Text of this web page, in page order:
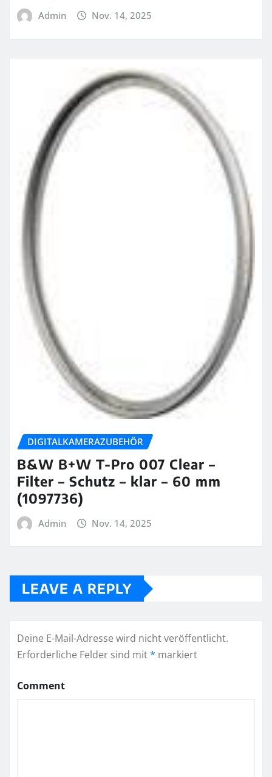
Admin Nov. 14, 2025
DIGITALKAMERAZUBEHÖR
B&W B+W T-Pro 007 Clear –
Filter – Schutz – klar – 60 mm
(1097736)
Admin Nov. 14, 2025
LEAVE A REPLY
Deine E-Mail-Adresse wird nicht veröffentlicht.
Erforderliche Felder sind mit* markiert
Comment